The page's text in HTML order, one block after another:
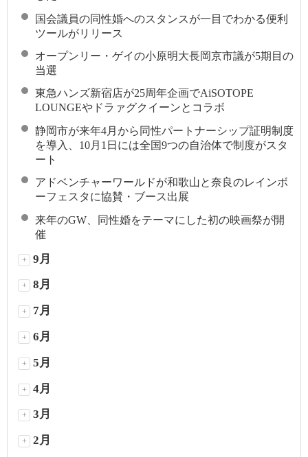
国会議員の同性婚へのスタンスが一目でわかる便利
ツールがリリース
オープンリー・ゲイの小原明大長岡京市議が5期目の
当選
東急ハンズ新宿店が25周年企画でAiSOTOPE
LOUNGEやドラァグクイーンとコラボ
静岡市が来年4月から同性パートナーシップ証明制度
を導入、10月1日には全国9つの自治体で制度がスタ
ート
アドベンチャーワールドが和歌山と奈良のレインボ
ーフェスタに協賛・ブース出展
来年のGW、同性婚をテーマにした初の映画祭が開
催
+ 9月
+ 8月
+ 7月
+ 6月
+ 5月
+ 4月
+ 3月
+ 2月